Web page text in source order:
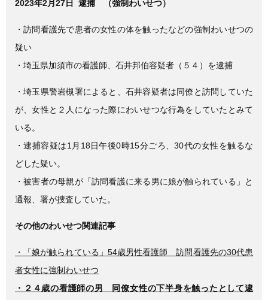
c
e
o
o
k
tt
er
e
2023年2月27日 逮捕 （強制わいせつ）
・訪問看護先で患者の女性の体を触ったなどの強制わいせつの
疑い
・埼玉県加須市の看護師、石井邦伯容疑者（５４）を逮捕
・埼玉県警岩槻署によると、石井容疑者は同僚と訪問していた
が、女性と２人になった際にわいせつな行為をしていたとみて
いる。
・逮捕容疑は1月18日午後0時15分ごろ、30代の女性を触るな
どした疑い。
・被害者の母親が「訪問看護に来る男に娘が触られている」と
通報、署が捜査していた。
その他のわいせつ関連記事
・「娘が触られている」54歳男性看護師 訪問看護先の30代患
者女性に強制わいせつ
・２４歳の看護師の男 同僚女性の下半身を触ったとして逮